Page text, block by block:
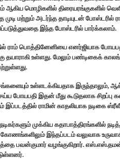
மொழிகளில் திரையரங்குகளில்
மற்றும் அடர்ந்த தாடியுடன் போஸ்டரில்
இந்த போஸ்டரில் பார்க்கலாம்.
ராம் பொத்தினேனியை எனர்ஜியாக
தயாராகி உள்ளது. மேலும்
உள்ளடக்கியதாக இருந்தாலும்,
போயபதி இதன் மீது கூடுதலாக சிறப்பு
இப்படத்தில் ராமின் காதலியாக நடிகை
முக்கிய கதாபாத்திரங்களில்
இந்தப்படம் வலுவாக
பவன்குமார் வழங்குகிறார்.